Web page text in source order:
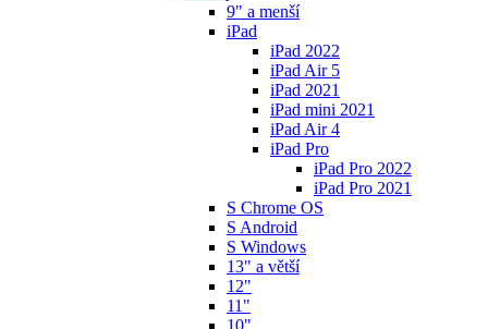
9" a menší
iPad
iPad 2022
iPad Air 5
iPad 2021
iPad mini 2021
iPad Air 4
iPad Pro
iPad Pro 2022
iPad Pro 2021
S Chrome OS
S Android
S Windows
13" a větší
12"
11"